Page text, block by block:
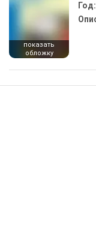
показать
обложку
Год: